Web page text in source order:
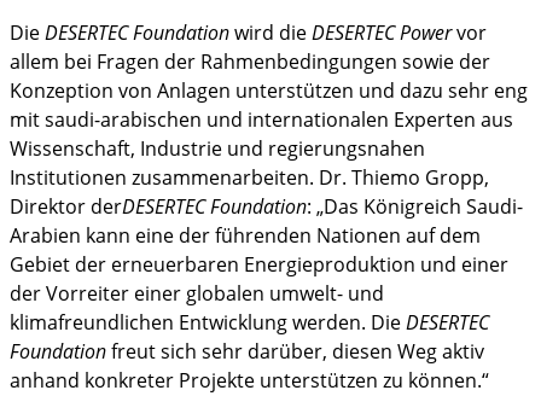
DieDESERTEC Foundationwird dieDESERTEC Powervor
allem bei Fragen der Rahmenbedingungen sowie der
Konzeption von Anlagen unterstützen und dazu sehr eng
mit saudi-arabischen und internationalen Experten aus
Wissenschaft, Industrie und regierungsnahen
Institutionen zusammenarbeiten. Dr. Thiemo Gropp,
Direktor derDESERTEC Foundation: „Das Königreich Saudi-
Arabien kann eine der führenden Nationen auf dem
Gebiet der erneuerbaren Energieproduktion und einer
der Vorreiter einer globalen umwelt- und
klimafreundlichen Entwicklung werden. DieDESERTEC
Foundationfreut sich sehr darüber, diesen Weg aktiv
anhand konkreter Projekte unterstützen zu können.“